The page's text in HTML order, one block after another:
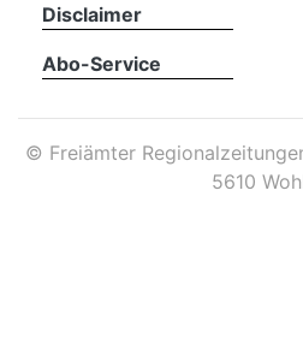
Disclaimer
Abo-Service
© Freiämter
5610